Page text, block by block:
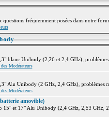
questions fréquemment posées dans notre
blanc Unibody (2,26 et 2,4 GHz),
Modérateurs
Alu Unibody (2 GHz, 2,4 GHz), problèmes
Modérateurs
amovible)
15" et 17" Alu Unibody (2,4 GHz, 2,53 GHz,